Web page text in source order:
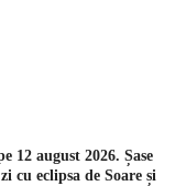
12 august 2026. Șase
cu eclipsa de Soare și